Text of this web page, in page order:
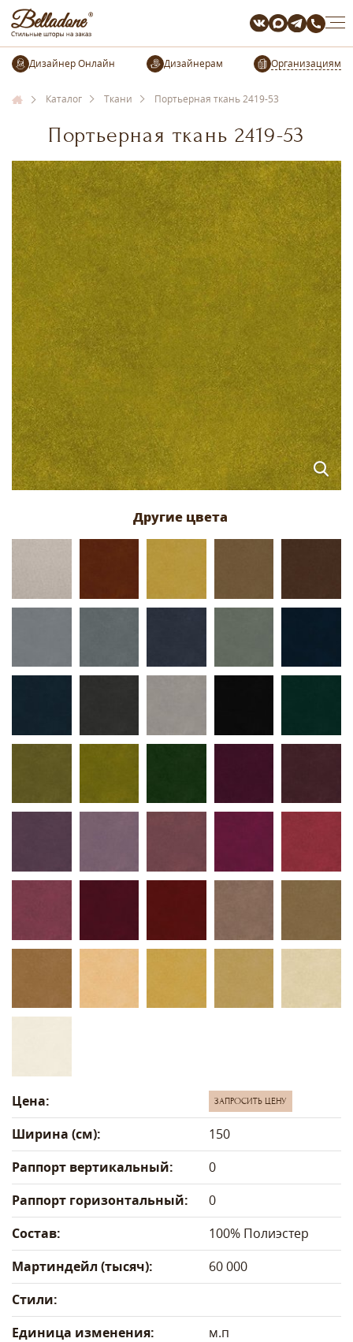
Организациям
Каталог Ткани Портьерная ткань 2419-53
Портьерная ткань 2419-53
Цена: ЗАПРОСИТЬ ЦЕНУ
Ширина (см):
150
Раппорт вертикальный:
0
Раппорт горизонтальный:
0
Состав:
100% Полиэстер
Мартиндейл (тысяч):
60 000
Стили:
Единица изменения:
м.п